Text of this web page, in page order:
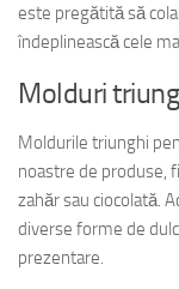
este pregătită să
îndeplinească cele
Molduri
Moldurile triunghi
noastre de produse,
zahăr sau ciocolată.
diverse forme de
prezentare.